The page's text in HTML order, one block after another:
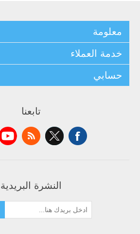
معلومة
خدمة العملاء
حسابي
تابعنا
النشرة البريدية